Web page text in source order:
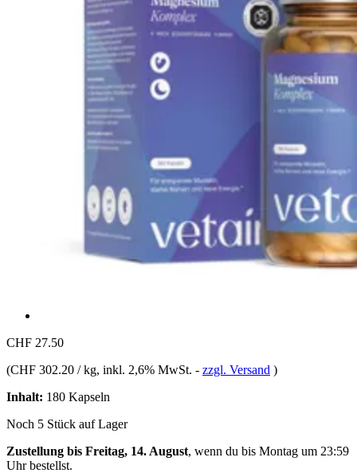
CHF 27.50
(CHF 302.20 / kg, inkl. 2,6% MwSt. - zzgl. Versand )
Inhalt: 180 Kapseln
Noch 5 Stück auf Lager
Zustellung bis Freitag, 14. August, wenn du bis Montag um 23:59
Uhrbestellst.